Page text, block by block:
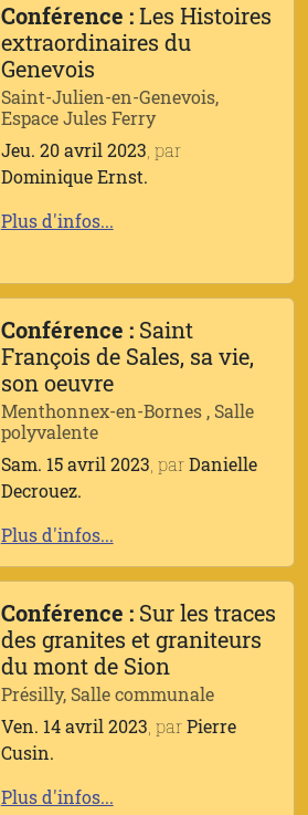
Conférence :Les Histoires
extraordinaires du
Genevois
Saint-Julien-en-Genevois,
Espace Jules Ferry
Jeu. 20 avril 2023, par
Dominique Ernst.
Plus d'infos...
Conférence :Saint
François de Sales, sa vie,
son oeuvre
Menthonnex-en-Bornes , Salle
polyvalente
Sam. 15 avril 2023 , parDanielle
Decrouez.
Plus d'infos...
Conférence :Sur les traces
des granites et graniteurs
du mont de Sion
Présilly, Salle communale
Ven. 14 avril 2023 , parPierre
Cusin.
Plus d'infos...